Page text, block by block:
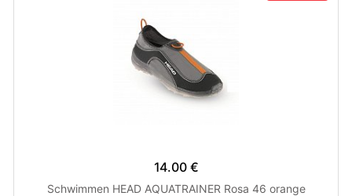
14.00 €
Schwimmen HEAD AQUATRAINER Rosa 46 orange